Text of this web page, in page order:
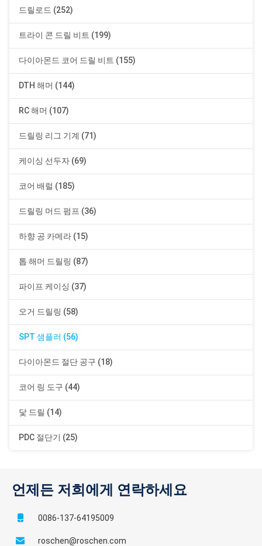
드릴로드 (252)
트라이 콘 드릴 비트 (199)
다이아몬드 코어 드릴 비트 (155)
DTH 해머 (144)
RC 해머 (107)
드릴링 리그 기계 (71)
케이싱 선두자 (69)
코어 배럴 (185)
드릴링 머드 펌프 (36)
하향 공 카메라 (15)
톱 해머 드릴링 (87)
파이프 케이싱 (37)
오거 드릴링 (58)
SPT 샘플러 (56)
다이아몬드 절단 공구 (18)
코어 링 도구 (44)
닻 드릴 (14)
PDC 절단기 (25)
언제든 저희에게 연락하세요
0086-137-64195009
roschen@roschen.com